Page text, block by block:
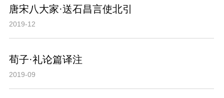
唐宋八大家·送石昌言使北引
2019-12
荀子·礼论篇译注
2019-09